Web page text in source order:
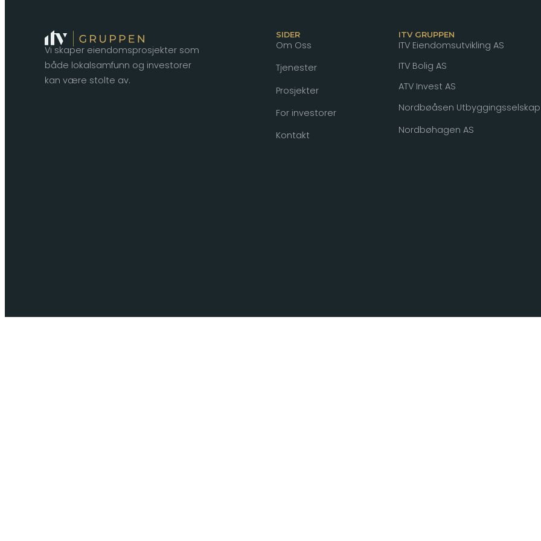
Vi skaper eiendomsprosjekter som
både lokalsamfunn og investorer
kan være stolte av.
SIDER
Om Oss
Tjenester
Prosjekter
For investorer
Kontakt
ITV GRUPPEN
ITV Eiendomsutvikling AS
ITV Bolig AS
ATV Invest AS
Nordbøåsen Utbyggingsselskap
Nordbøhagen AS